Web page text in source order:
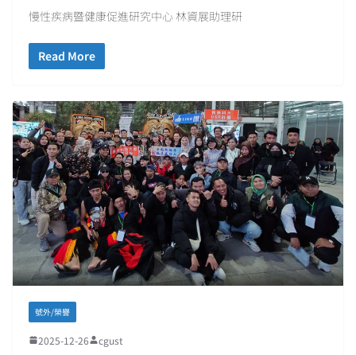
慢性疾病暨健康促進研究中心 林資展助理研
Read More
號外/榮譽
2025-12-26 cgust